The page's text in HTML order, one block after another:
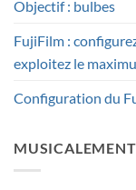
Objectif : bulbes
FujiFilm :
exploitez le
Configuration du